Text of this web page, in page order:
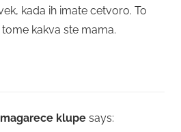
kada ih imate cetvoro. To
kakva ste mama.
klupe says: